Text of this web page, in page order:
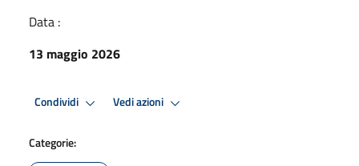
Data :
13 maggio 2026
Condividi Vedi azioni
Categorie: